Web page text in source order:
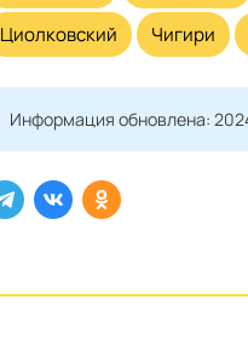
Циолковский
Чигири
Информация обновлена: